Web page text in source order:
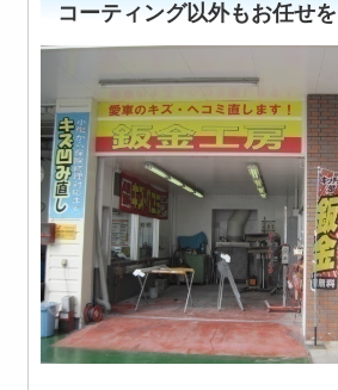
コーティング以外もお任せを